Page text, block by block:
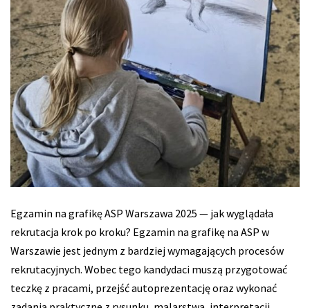
Egzamin na grafikę ASP Warszawa 2025 — jak wyglądała
rekrutacja krok po kroku? Egzamin na grafikę na ASP w
Warszawie jest jednym z bardziej wymagających procesów
rekrutacyjnych. Wobec tego kandydaci muszą przygotować
teczkę z pracami, przejść autoprezentację oraz wykonać